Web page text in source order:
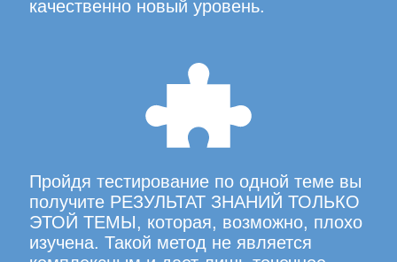
качественно новый уровень.
Пройдя тестирование по одной теме вы
получите РЕЗУЛЬТАТ ЗНАНИЙ ТОЛЬКО
ЭТОЙ ТЕМЫ, которая, возможно, плохо
изучена. Такой метод не является